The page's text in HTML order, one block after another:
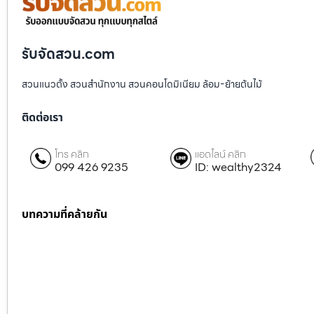
รับจัดสวน.com
สวนแนวตั้ง สวนสำนักงาน สวนคอนโดมิเนียม ล้อม-ย้ายต้นไม้
ติดต่อเรา
โทร คลิก
099 426 9235
แอดไลน์ คลิก
ID: wealthy2324
บทความที่คล้ายกัน